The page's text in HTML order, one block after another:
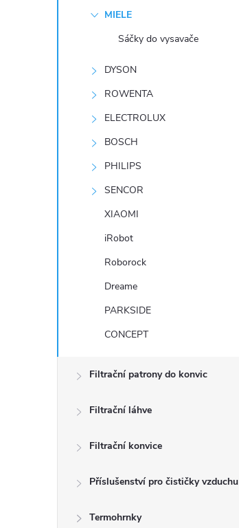
MIELE
Sáčky do vysavače
DYSON
ROWENTA
ELECTROLUX
BOSCH
PHILIPS
SENCOR
XIAOMI
iRobot
Roborock
Dreame
PARKSIDE
CONCEPT
Filtrační patrony do konvic
Filtrační láhve
Filtrační konvice
Příslušenství pro čističky vzduchu
Termohrnky